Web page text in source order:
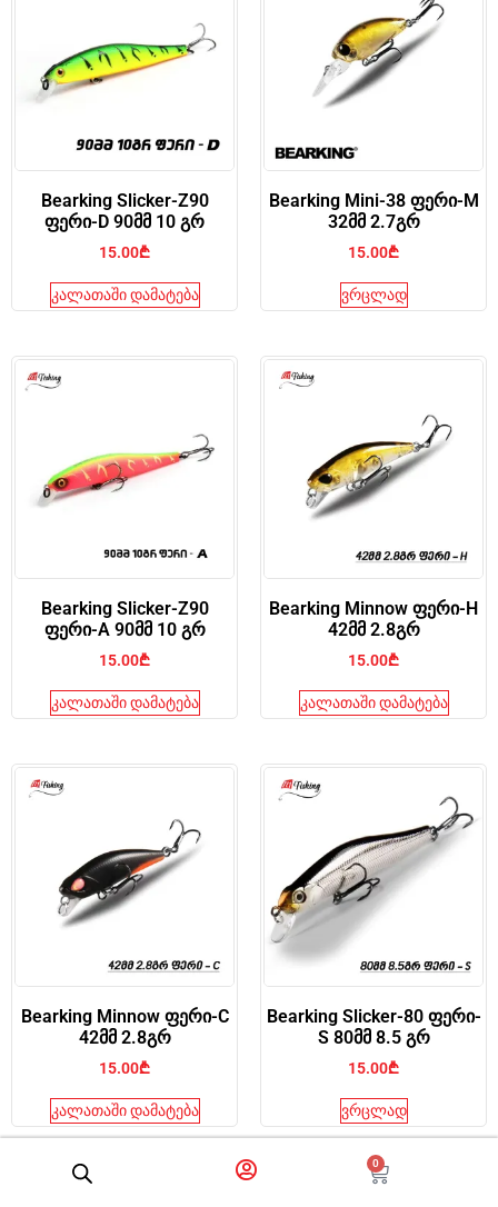
Bearking Slicker-Z90
ფერი-D 90მმ 10 გრ
15.00₾
კალათაში დამატება
Bearking Mini-38 ფერი-M
32მმ 2.7გრ
15.00₾
ვრცლად
Bearking Slicker-Z90
ფერი-A 90მმ 10 გრ
15.00₾
კალათაში დამატება
Bearking Minnow ფერი-H
42მმ 2.8გრ
15.00₾
კალათაში დამატება
Bearking Minnow ფერი-C
42მმ 2.8გრ
15.00₾
კალათაში დამატება
Bearking Slicker-80 ფერი-
S 80მმ 8.5 გრ
15.00₾
ვრცლად
0